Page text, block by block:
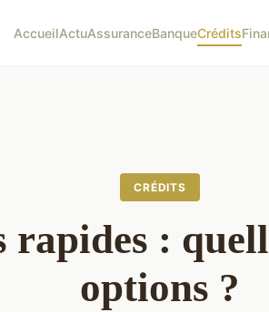
AccueilActuAssuranceBanqueCrédits
CRÉDITS
rapides :
options ?